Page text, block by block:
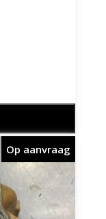
Op aanvraag